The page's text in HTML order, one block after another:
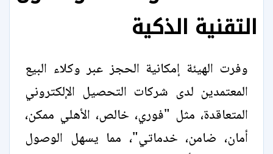
التقنية الذكية
وفرت الهيئة إمكانية الحجز عبر وكلاء البيع
المعتمدين لدى شركات التحصيل الإلكتروني
المتعاقدة، مثل "فوري، خالص، الأهلي ممكن،
أمان، ضامن، خدماتي"، مما يسهل الوصول